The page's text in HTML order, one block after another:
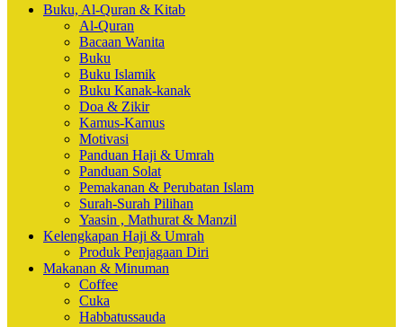
Buku, Al-Quran & Kitab
Al-Quran
Bacaan Wanita
Buku
Buku Islamik
Buku Kanak-kanak
Doa & Zikir
Kamus-Kamus
Motivasi
Panduan Haji & Umrah
Panduan Solat
Pemakanan & Perubatan Islam
Surah-Surah Pilihan
Yaasin , Mathurat & Manzil
Kelengkapan Haji & Umrah
Produk Penjagaan Diri
Makanan & Minuman
Coffee
Cuka
Habbatussauda